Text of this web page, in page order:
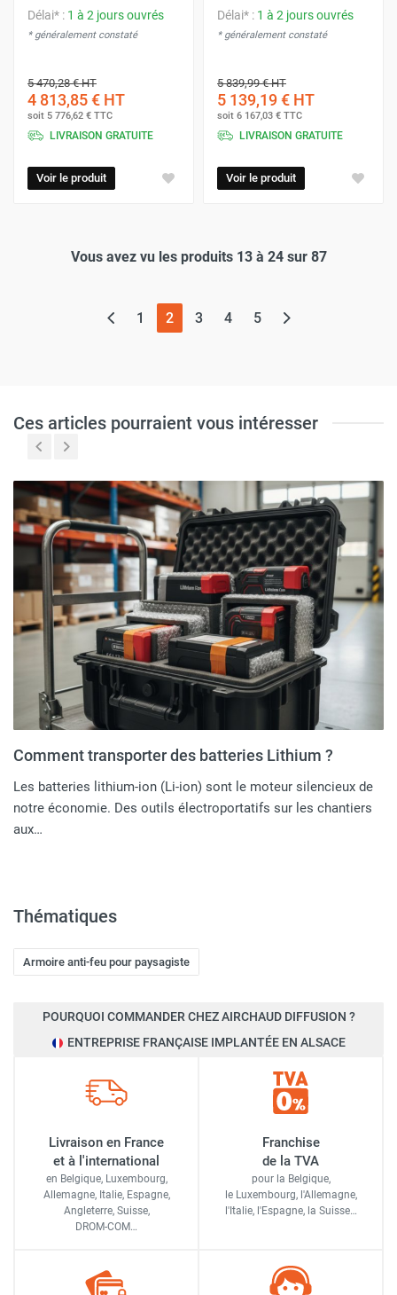
Délai* : 1 à 2 jours ouvrés
* généralement constaté
5 470,28 €HT
4 813,85 € HT
soit 5 776,62 € TTC
LIVRAISON GRATUITE
Voir le produit
Délai* : 1 à 2 jours ouvrés
* généralement constaté
5 839,99 €HT
5 139,19 € HT
soit 6 167,03 € TTC
LIVRAISON GRATUITE
Voir le produit
Vous avez vu les produits 13 à 24 sur 87
1 2(page actuelle)
3 4 5
Ces articles pourraient vous intéresser
Comment transporter des batteries Lithium ?
Les batteries lithium-ion (Li-ion) sont le moteur silencieux de
notre économie. Des outils électroportatifs sur les chantiers
aux…
Thématiques
Armoire anti-feu pour paysagiste
POURQUOI COMMANDER CHEZ AIRCHAUD DIFFUSION ?
ENTREPRISE FRANÇAISE IMPLANTÉE EN ALSACE
Livraison en France
et à l'international
en Belgique, Luxembourg,
Allemagne, Italie, Espagne,
Angleterre, Suisse,
DROM-COM…
Franchise
de la TVA
pour la Belgique,
le Luxembourg, l'Allemagne,
l'Italie, l'Espagne, la Suisse…